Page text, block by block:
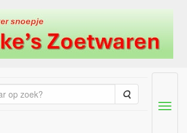
Zoeken
Menu